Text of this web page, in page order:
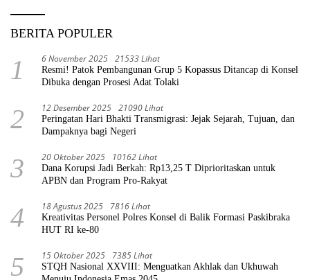
BERITA POPULER
1 6 November 2025 21533 Lihat
Resmi! Patok Pembangunan Grup 5 Kopassus Ditancap di Konsel
Dibuka dengan Prosesi Adat Tolaki
2 12 Desember 2025 21090 Lihat
Peringatan Hari Bhakti Transmigrasi: Jejak Sejarah, Tujuan, dan
Dampaknya bagi Negeri
3 20 Oktober 2025 10162 Lihat
Dana Korupsi Jadi Berkah: Rp13,25 T Diprioritaskan untuk
APBN dan Program Pro-Rakyat
4 18 Agustus 2025 7816 Lihat
Kreativitas Personel Polres Konsel di Balik Formasi Paskibraka
HUT RI ke-80
5 15 Oktober 2025 7385 Lihat
STQH Nasional XXVIII: Menguatkan Akhlak dan Ukhuwah